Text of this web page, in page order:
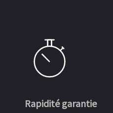
Rapidité garantie